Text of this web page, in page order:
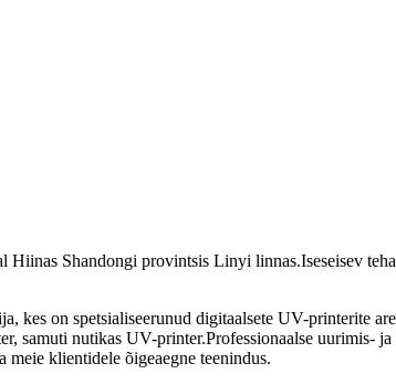
Shandongi provintsis Linyi linnas.Iseseisev
kes on spetsialiseerunud digitaalsete UV-printerite
nutikas UV-printer.Professionaalse uurimis- ja
meie klientidele õigeaegne teenindus.